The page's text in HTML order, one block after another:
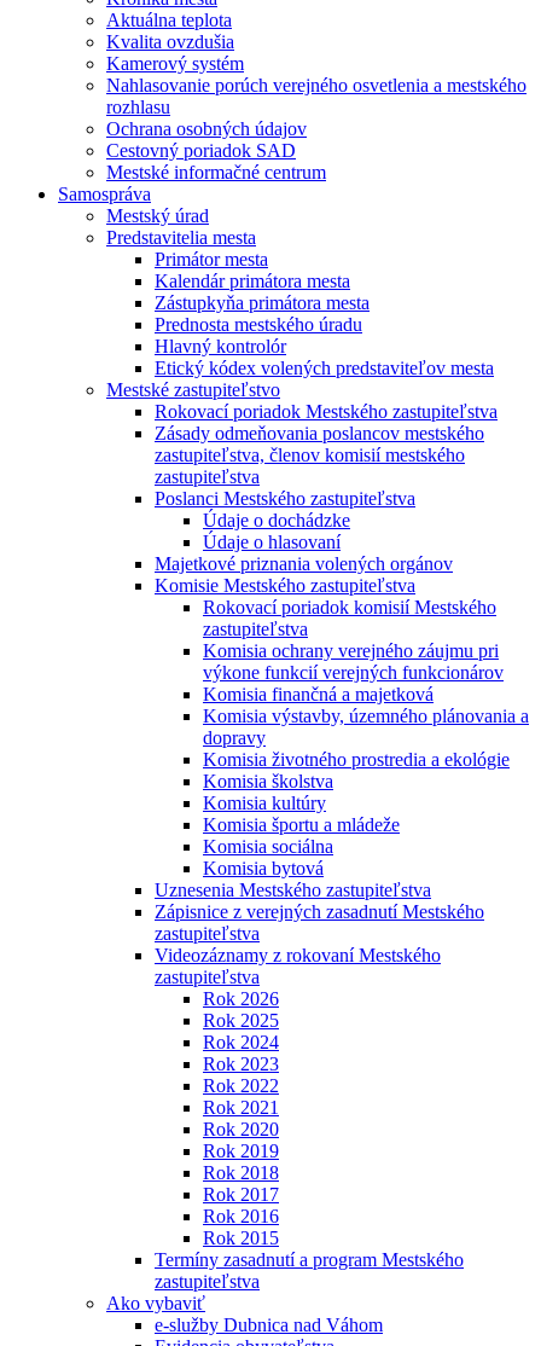
Aktuálna teplota
Kvalita ovzdušia
Kamerový systém
Nahlasovanie porúch verejného osvetlenia a mestského
rozhlasu
Ochrana osobných údajov
Cestovný poriadok SAD
Mestské informačné centrum
Samospráva
Mestský úrad
Predstavitelia mesta
Primátor mesta
Kalendár primátora mesta
Zástupkyňa primátora mesta
Prednosta mestského úradu
Hlavný kontrolór
Etický kódex volených predstaviteľov mesta
Mestské zastupiteľstvo
Rokovací poriadok Mestského zastupiteľstva
Zásady odmeňovania poslancov mestského
zastupiteľstva, členov komisií mestského
zastupiteľstva
Poslanci Mestského zastupiteľstva
Údaje o dochádzke
Údaje o hlasovaní
Majetkové priznania volených orgánov
Komisie Mestského zastupiteľstva
Rokovací poriadok komisií Mestského
zastupiteľstva
Komisia ochrany verejného záujmu pri
výkone funkcií verejných funkcionárov
Komisia finančná a majetková
Komisia výstavby, územného plánovania a
dopravy
Komisia životného prostredia a ekológie
Komisia školstva
Komisia kultúry
Komisia športu a mládeže
Komisia sociálna
Komisia bytová
Uznesenia Mestského zastupiteľstva
Zápisnice z verejných zasadnutí Mestského
zastupiteľstva
Videozáznamy z rokovaní Mestského
zastupiteľstva
Rok 2026
Rok 2025
Rok 2024
Rok 2023
Rok 2022
Rok 2021
Rok 2020
Rok 2019
Rok 2018
Rok 2017
Rok 2016
Rok 2015
Termíny zasadnutí a program Mestského
zastupiteľstva
Ako vybaviť
e-služby Dubnica nad Váhom